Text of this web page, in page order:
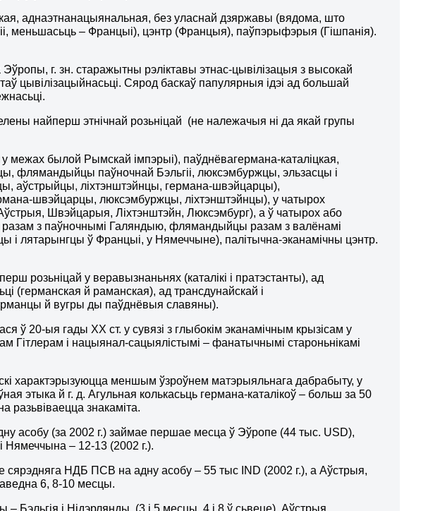
аднаэтнанацыянальная, без уласнай дзяржавы (вядома, што
меньшасьць – Францыі), цэнтр (Францыя), паўпэрыфэрыя (Гішпанія).
г. зн. старажытны рэліктавы этнас-цывілізацыя з высокай
цывілізацыйнасьці. Сярод баскаў папулярныя ідэі ад большай
найперш этнічнай розьніцай (не належачыя ні да якай групы
межах былой Рымскай імпэрыі), паўднёвагермана-каталіцкая,
флямандыйцы паўночнай Бэльгіі, люксэмбуржцы, эльзасцы і
аўстрыйцы, ліхтэнштэйнцы, германа-швэйцарцы),
швэйцарцы, люксэмбуржцы, ліхтэнштэйнцы), у чатырох
Швэйцарыя, Ліхтэнштэйн, Люксэмбург), а ў чатырох або
з паўночнымі Галяндыю, флямандыйцы разам з валёнамі
і лятарынгцы ў Францыі, у Нямеччыне), палітычна-эканамічны цэнтр.
розьніцай у веравызнаньнях (каталікі і пратэстанты), ад
(германская й раманская), ад трансдунайскай і
й вугры ды паўднёвыя славяны).
ў 20-ыя гады ХХ ст. у сувязі з глыбокім эканамічным крызісам у
і нацыянал-сацыялістымі – фанатычнымі староньнікамі
характэрызуюцца меншым ўзроўнем матэрыяльнага дабрабыту, у
этыка й г. д. Агульная колькасьць германа-каталікоў – больш за 50
разьвіваецца знакаміта.
асобу (за 2002 г.) займае першае месца ў Эўропе (44 тыс. USD),
Нямеччына – 12-13 (2002 г.).
НДБ ПСВ на адну асобу – 55 тыс ІND (2002 г.), а Аўстрыя,
6, 8-10 месцы.
Бэльгія і Нідэрлянды (3 і 5 месцы, 4 і 8 ў сьвеце). Аўстрыя,